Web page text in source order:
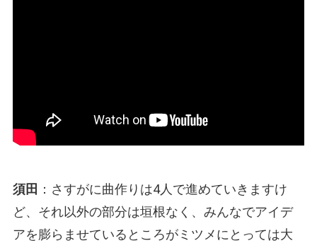
須田 ：さすがに曲作りは4人で進めていきますけ
ど、それ以外の部分は垣根なく、みんなでアイデ
アを膨らませているところがミツメにとっては大